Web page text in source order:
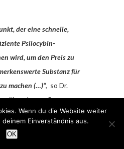
der eine schnelle,
Psilocybin-
wird, um den Preis zu
Substanz für
machen (…)“, so Dr.
der großen
Vancouver Sun. Die
des Professors bei
umfasst fast 40
Wenn du die Website weiter
Einverständnis aus.
OK